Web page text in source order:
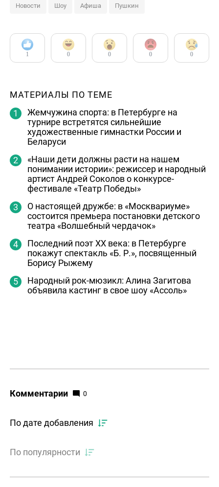
Новости Шоу Афиша Пушкин
1 0 0 0 0
МАТЕРИАЛЫ ПО ТЕМЕ
Жемчужина спорта: в Петербурге на
турнире встретятся сильнейшие
художественные гимнастки России и
Беларуси
«Наши дети должны расти на нашем
понимании истории»: режиссер и народный
артист Андрей Соколов о конкурсе-
фестивале «Театр Победы»
О настоящей дружбе: в «Москвариуме»
состоится премьера постановки детского
театра «Волшебный чердачок»
Последний поэт ХХ века: в Петербурге
покажут спектакль «Б. Р.», посвященный
Борису Рыжему
Народный рок-мюзикл: Алина Загитова
объявила кастинг в свое шоу «Ассоль»
Комментарии 0
По дате добавления
По популярности